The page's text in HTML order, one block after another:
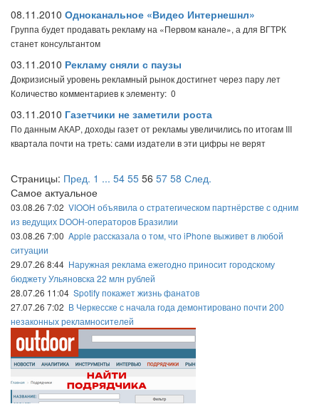
08.11.2010 Одноканальное «Видео Интернешнл»
Группа будет продавать рекламу на «Первом канале», а для ВГТРК
станет консультантом
03.11.2010 Рекламу сняли с паузы
Докризисный уровень рекламный рынок достигнет через пару лет
Количество комментариев к элементу: 0
03.11.2010 Газетчики не заметили роста
По данным АКАР, доходы газет от рекламы увеличились по итогам III
квартала почти на треть: сами издатели в эти цифры не верят
Страницы: Пред. 1 ... 54 55 56 57 58 След.
Самое актуальное
03.08.26 7:02 VIOOH объявила о стратегическом партнёрстве с одним
из ведущих DOOH-операторов Бразилии
03.08.26 7:00 Apple рассказала о том, что iPhone выживет в любой
ситуации
29.07.26 8:44 Наружная реклама ежегодно приносит городскому
бюджету Ульяновска 22 млн рублей
28.07.26 11:04 Spotify покажет жизнь фанатов
27.07.26 7:02 В Черкесске с начала года демонтировано почти 200
незаконных рекламносителей